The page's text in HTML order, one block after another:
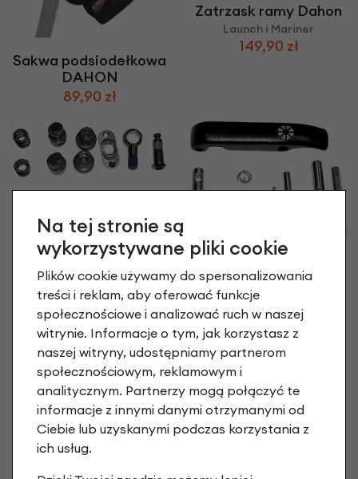
Sakwa podsiodełkowa
DAHON
89,90 zł
Zatrzask ramy Dahon
Launch i Mariner
149,90 zł
Zatrzask ramy Dahon
Clinch
209,90 zł
Zatrzask ramy Dahon
Mu Uno Beltdrive i Ciao
129,90 zł
Na tej stronie są
wykorzystywane pliki cookie
Plików cookie używamy do spersonalizowania
treści i reklam, aby oferować funkcje
społecznościowe i analizować ruch w naszej
witrynie. Informacje o tym, jak korzystasz z
naszej witryny, udostępniamy partnerom
społecznościowym, reklamowym i
analitycznym. Partnerzy mogą połączyć te
informacje z innymi danymi otrzymanymi od
Ciebie lub uzyskanymi podczas korzystania z
ich usług.